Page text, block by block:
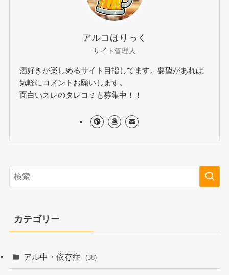
アルコほりっく
サイト管理人
酒好きが楽しめるサイト目指してます。要望があれば
気軽にコメントお願いします。
面白いスレのタレコミも募集中！！
カテゴリー
アル中・依存症 (38)